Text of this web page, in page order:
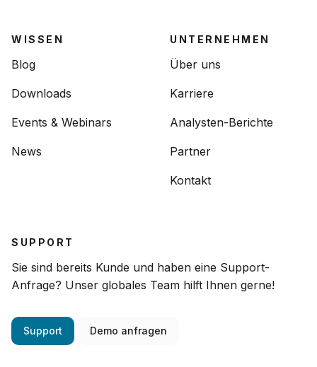
WISSEN
Blog
Downloads
Events & Webinars
News
UNTERNEHMEN
Über uns
Karriere
Analysten-Berichte
Partner
Kontakt
SUPPORT
Sie sind bereits Kunde und haben eine Support-
Anfrage? Unser globales Team hilft Ihnen gerne!
Support Demo anfragen